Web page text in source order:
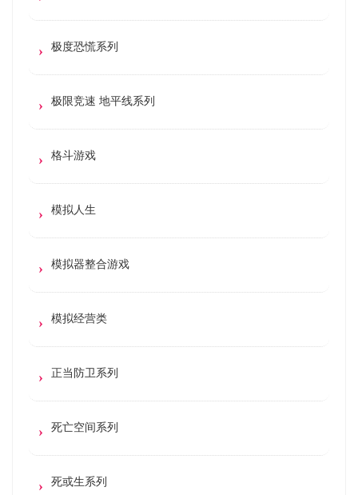
极度恐慌系列
极限竞速 地平线系列
格斗游戏
模拟人生
模拟器整合游戏
模拟经营类
正当防卫系列
死亡空间系列
死或生系列